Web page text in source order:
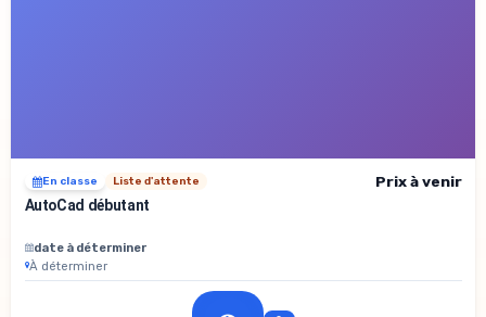
En classe Liste d'attente
Prix à venir
AutoCad débutant
date à déterminer
À déterminer